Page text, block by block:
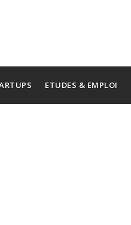
ETUDES & EMPLOI